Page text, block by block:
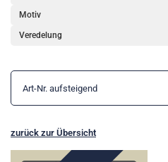
Motiv
Veredelung
zurück zur Übersicht